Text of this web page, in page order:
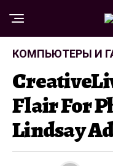
КОМПЬЮТЕРЫ И
Flair For
Lindsay